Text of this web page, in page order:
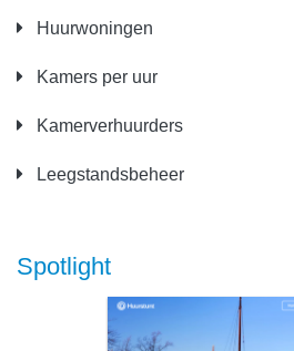
Huurwoningen
Kamers per uur
Kamerverhuurders
Leegstandsbeheer
Spotlight